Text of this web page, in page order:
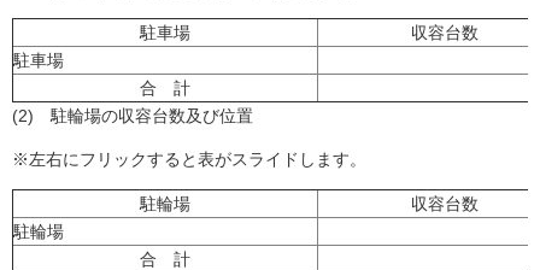
駐車場
収容台数
駐車場
合 計
(2) 駐輪場の収容台数及び位置
※左右にフリックすると表がスライドします。
駐輪場
収容台数
駐輪場
合 計